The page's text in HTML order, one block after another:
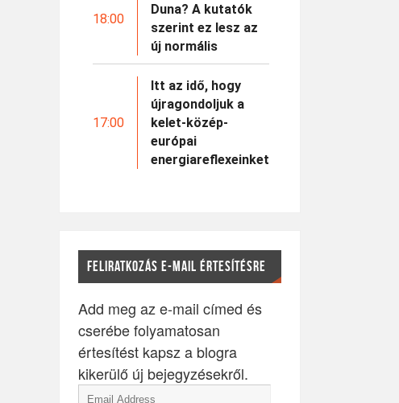
18:00
Duna? A kutatók
szerint ez lesz az
új normális
17:00
Itt az idő, hogy
újragondoljuk a
kelet-közép-
európai
energiareflexeinket
FELIRATKOZÁS E-MAIL ÉRTESÍTÉSRE
Add meg az e-mail címed és
cserébe folyamatosan
értesítést kapsz a blogra
kikerülő új bejegyzésekről.